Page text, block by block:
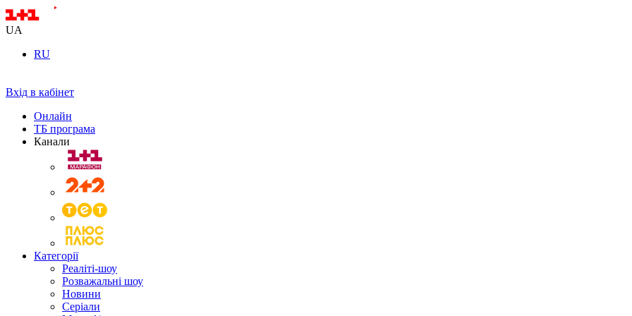
UA
RU
Вхід в кабінет
Онлайн
ТБ програма
Канали
Категорії
Реаліті-шоу
Розважальні шоу
Новини
Серіали